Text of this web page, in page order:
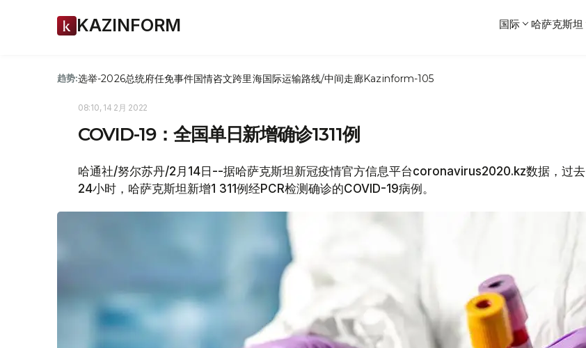
KAZINFORM 国际 哈萨克斯坦
趋势:选举-2026总统府任免事件国情咨文跨里海国际运输路线/中间走廊Kazinform-105
08:10, 14 2月 2022
COVID-19：全国单日新增确诊1311例
哈通社/努尔苏丹/2月14日--据哈萨克斯坦新冠疫情官方信息平台coronavirus2020.kz数据，过去
24小时，哈萨克斯坦新增1 311例经PCR检测确诊的COVID-19病例。